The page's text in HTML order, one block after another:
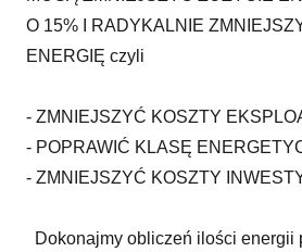
O 15% I RADYKALNIE
ENERGIĘ czyli
- ZMNIEJSZYĆ KOSZTY
- POPRAWIĆ KLASĘ
- ZMNIEJSZYĆ KOSZTY
Dokonajmy obliczeń ilości energii